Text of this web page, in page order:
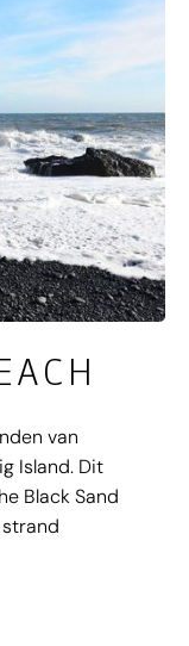
van
Island. Dit
Black Sand